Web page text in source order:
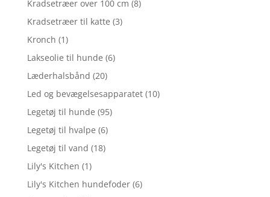
Kradsetræer over 100 cm (8)
Kradsetræer til katte (3)
Kronch (1)
Lakseolie til hunde (6)
Læderhalsbånd (20)
Led og bevægelsesapparatet (10)
Legetøj til hunde (95)
Legetøj til hvalpe (6)
Legetøj til vand (18)
Lily's Kitchen (1)
Lily's Kitchen hundefoder (6)